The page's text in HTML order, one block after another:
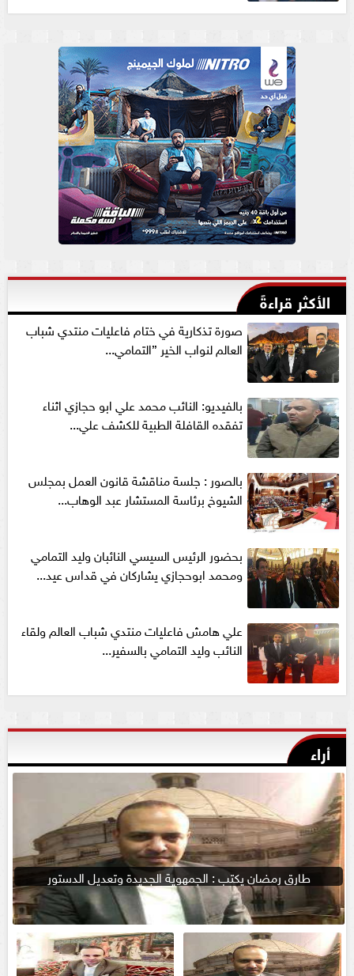
الأكثر قراءةً
صورة تذكارية في ختام فاعليات منتدي شباب
العالم لنواب الخير ”التمامي...
بالفيديو: النائب محمد علي ابو حجازي اثناء
تفقده القافلة الطبية للكشف علي...
بالصور : جلسة مناقشة قانون العمل بمجلس
الشيوخ برئاسة المستشار عبد الوهاب...
بحضور الرئيس السيسي النائبان وليد التمامي
ومحمد ابوحجازي يشاركان في قداس عيد...
علي هامش فاعليات منتدي شباب العالم ولقاء
النائب وليد التمامي بالسفير...
أراء
طارق رمضان يكتب : الجمهوية الجديدة وتعديل الدستور